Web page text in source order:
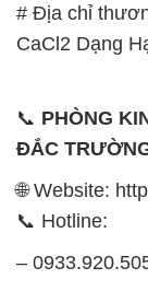
# Địa chỉ
CaCl2 Dạng
📞 PHÒNG
ĐẮC
🌐 Website:
📞 Hotline:
–